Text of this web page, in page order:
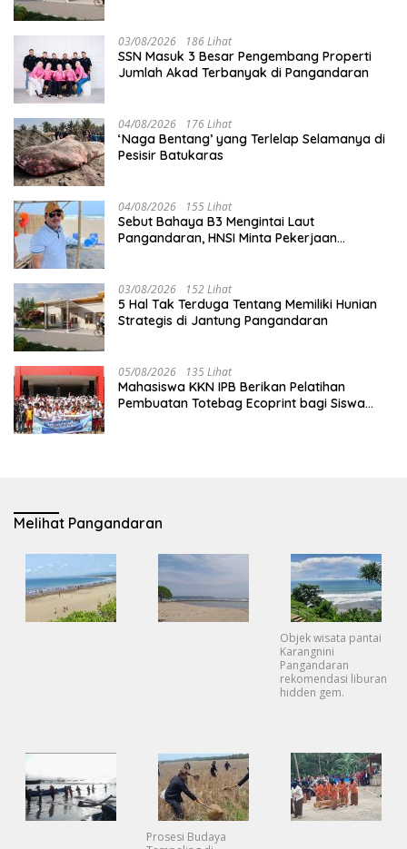
03/08/2026 186 Lihat
SSN Masuk 3 Besar Pengembang Properti
Jumlah Akad Terbanyak di Pangandaran
04/08/2026 176 Lihat
‘Naga Bentang’ yang Terlelap Selamanya di
Pesisir Batukaras
04/08/2026 155 Lihat
Sebut Bahaya B3 Mengintai Laut
Pangandaran, HNSI Minta Pekerjaan
03/08/2026 152 Lihat
5 Hal Tak Terduga Tentang Memiliki Hunian
Strategis di Jantung Pangandaran
05/08/2026 135 Lihat
Mahasiswa KKN IPB Berikan Pelatihan
Pembuatan Totebag Ecoprint bagi Siswa
Melihat Pangandaran
Objek wisata pantai
Karangnini
Pangandaran
rekomendasi liburan
hidden gem.
Prosesi Budaya